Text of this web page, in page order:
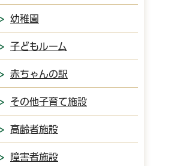
幼稚園
子どもルーム
赤ちゃんの駅
その他子育て施設
高齢者施設
障害者施設